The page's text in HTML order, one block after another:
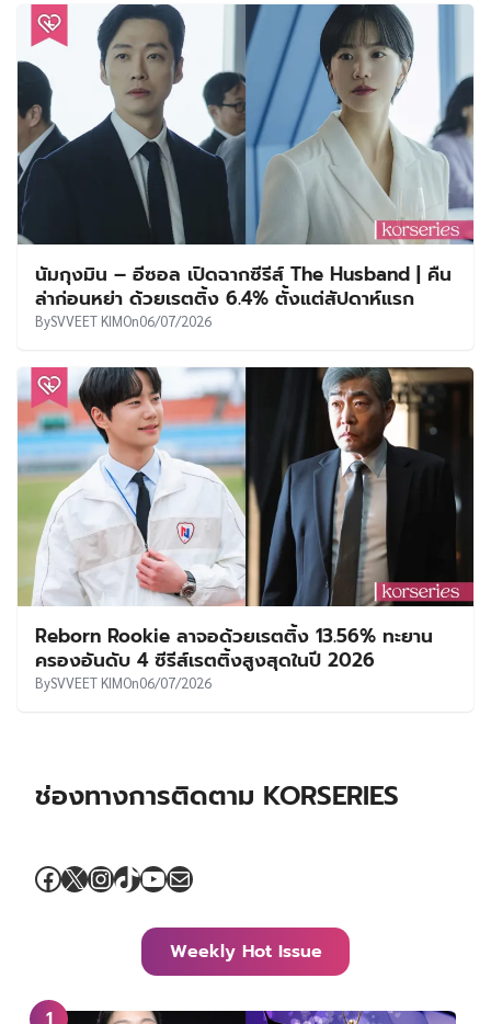
นัมกุงมิน – อีซอล เปิดฉากซีรีส์ The Husband | คืน
ล่าก่อนหย่า ด้วยเรตติ้ง 6.4% ตั้งแต่สัปดาห์แรก
BySVVEET KIMOn06/07/2026
Reborn Rookie ลาจอด้วยเรตติ้ง 13.56% ทะยาน
ครองอันดับ 4 ซีรีส์เรตติ้งสูงสุดในปี 2026
BySVVEET KIMOn06/07/2026
ช่องทางการติดตาม KORSERIES
Facebook
X Instagram
TikTok
YouTube
Mail
Weekly Hot Issue